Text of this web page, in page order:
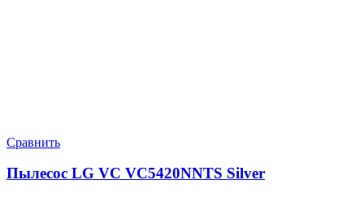
Сравнить
Пылесос LG VC VC5420NNTS Silver